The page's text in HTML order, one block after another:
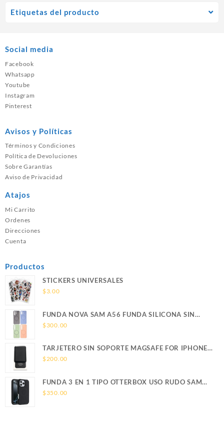
Etiquetas del producto
Social media
Facebook
Whatsapp
Youtube
Instagram
Pinterest
Avisos y Políticas
Términos y Condiciones
Política de Devoluciones
Sobre Garantías
Aviso de Privacidad
Atajos
Mi Carrito
Ordenes
Direcciones
Cuenta
Productos
STICKERS UNIVERSALES
$3.00
FUNDA NOVA SAM A56 FUNDA SILICONA SIN
SOPORTE MAGNETICO SAMSUNG
$300.00
TARJETERO SIN SOPORTE MAGSAFE FOR IPHONE
LEATHER WALLET MAGSAFE
$200.00
FUNDA 3 EN 1 TIPO OTTERBOX USO RUDO SAM
S26 ULTRA SAMSUNG S26 ULTRA
$350.00